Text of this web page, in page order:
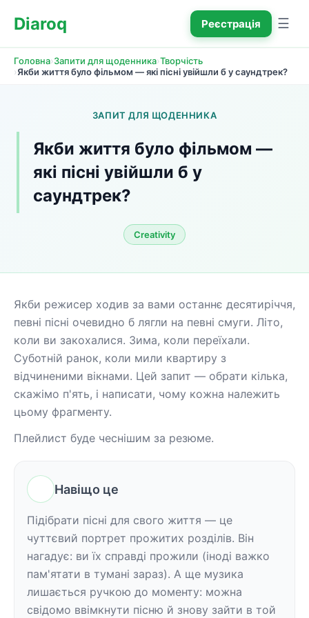
Diaroq Реєстрація ☰
Головна›Запити для щоденника›Творчість
›Якби життя було фільмом — які пісні увійшли б у саундтрек?
ЗАПИТ ДЛЯ ЩОДЕННИКА
Якби життя було фільмом —
які пісні увійшли б у
саундтрек?
Creativity
Якби режисер ходив за вами останнє десятиріччя,
певні пісні очевидно б лягли на певні смуги. Літо,
коли ви закохалися. Зима, коли переїхали.
Суботній ранок, коли мили квартиру з
відчиненими вікнами. Цей запит — обрати кілька,
скажімо п'ять, і написати, чому кожна належить
цьому фрагменту.
Плейлист буде чеснішим за резюме.
Навіщо це
Підібрати пісні для свого життя — це
чуттєвий портрет прожитих розділів. Він
нагадує: ви їх справді прожили (іноді важко
пам'ятати в тумані зараз). А ще музика
лишається ручкою до моменту: можна
свідомо ввімкнути пісню й знову зайти в той